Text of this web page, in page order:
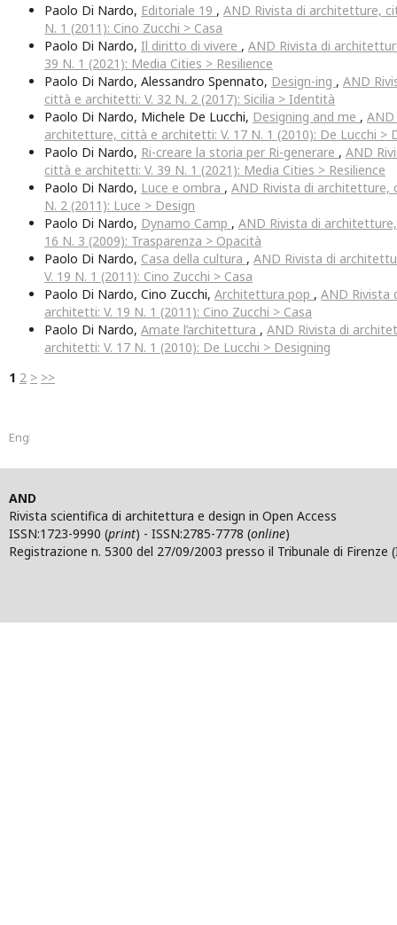
Paolo Di Nardo, Editoriale 19 , AND Rivista di architetture,
N. 1 (2011): Cino Zucchi > Casa
Paolo Di Nardo, Il diritto di vivere , AND Rivista di
39 N. 1 (2021): Media Cities > Resilience
Paolo Di Nardo, Alessandro Spennato, Design-ing , AND
città e architetti: V. 32 N. 2 (2017): Sicilia > Identità
Paolo Di Nardo, Michele De Lucchi, Designing and me ,
architetture, città e architetti: V. 17 N. 1 (2010): De Lucchi >
Paolo Di Nardo, Ri-creare la storia per Ri-generare , AND
città e architetti: V. 39 N. 1 (2021): Media Cities > Resilience
Paolo Di Nardo, Luce e ombra , AND Rivista di architetture,
N. 2 (2011): Luce > Design
Paolo Di Nardo, Dynamo Camp , AND Rivista di
16 N. 3 (2009): Trasparenza > Opacità
Paolo Di Nardo, Casa della cultura , AND Rivista di
V. 19 N. 1 (2011): Cino Zucchi > Casa
Paolo Di Nardo, Cino Zucchi, Architettura pop , AND Rivista
architetti: V. 19 N. 1 (2011): Cino Zucchi > Casa
Paolo Di Nardo, Amate l’architettura , AND Rivista di
architetti: V. 17 N. 1 (2010): De Lucchi > Designing
1 2 > >>
English
AND
Rivista scientifica di architettura e design in Open Access
ISSN:1723-9990 (print) - ISSN:2785-7778 (online)
Registrazione n. 5300 del 27/09/2003 presso il Tribunale di Firenze